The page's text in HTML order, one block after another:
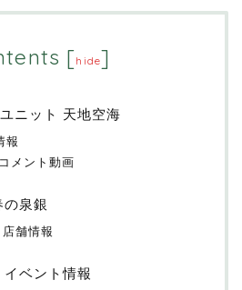
[hide]
ニット 天地空海
報
メント動画
泉銀
舗情報
ベント情報